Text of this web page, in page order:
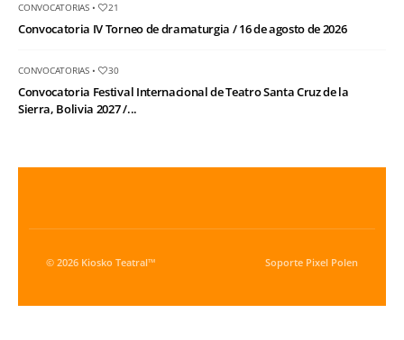
CONVOCATORIAS• 21
Convocatoria IV Torneo de dramaturgia / 16 de agosto de 2026
CONVOCATORIAS• 30
Convocatoria Festival Internacional de Teatro Santa Cruz de la
Sierra, Bolivia 2027 /...
© 2026 Kiosko Teatral™ Soporte Pixel Polen